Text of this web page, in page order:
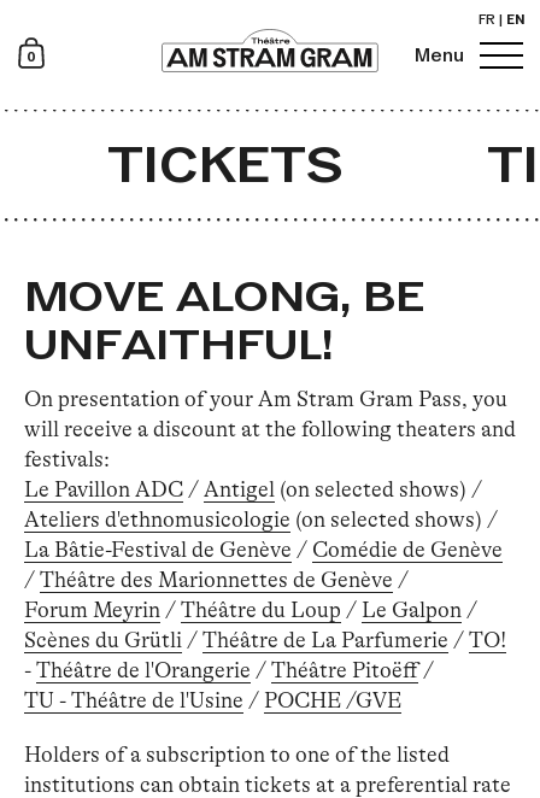
0 Newsletter Menu
FR EN
TICKETS
MOVE ALONG, BE
UNFAITHFUL!
On presentation of your Am Stram Gram Pass, you
will receive a discount at the following theaters and
festivals:
Le Pavillon ADC / Antigel (on selected shows) /
Ateliers d'ethnomusicologie (on selected shows) /
La Bâtie-Festival de Genève / Comédie de Genève
/ Théâtre des Marionnettes de Genève /
Forum Meyrin / Théâtre du Loup / Le Galpon /
Scènes du Grütli / Théâtre de La Parfumerie / TO!
- Théâtre de l'Orangerie / Théâtre Pitoëff/
TU - Théâtre de l'Usine / POCHE /GVE
Holders of a subscription to one of the listed
institutions can obtain tickets at a preferential rate